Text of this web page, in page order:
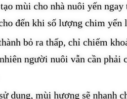
mùi cho nhà nuôi yến
đến khi số lượng chim yến
bỏ ra thấp, chỉ chiếm
người nuôi vẫn cần phải
dụng, mùi hương sẽ nhanh